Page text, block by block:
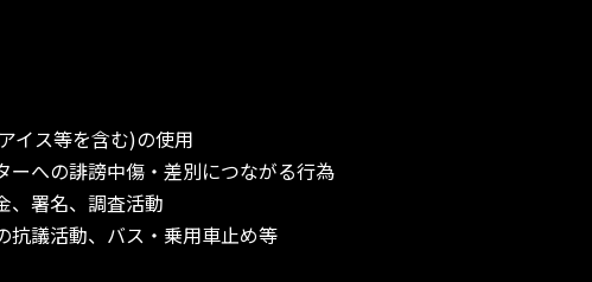
イス等を含む)の使用
ーへの誹謗中傷・差別につながる行為
、署名、調査活動
抗議活動、バス・乗用車止め等